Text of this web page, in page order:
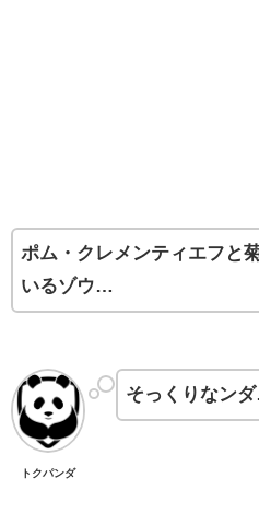
ポム・クレメンティエフと
いるゾウ…
トクパンダ
そっくりなン